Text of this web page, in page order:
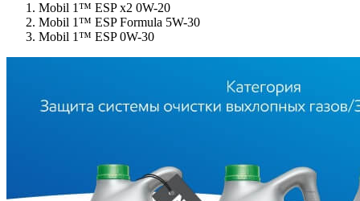
Mobil 1™ ESP x2 0W-20
Mobil 1™ ESP Formula 5W-30
Mobil 1™ ESP 0W-30